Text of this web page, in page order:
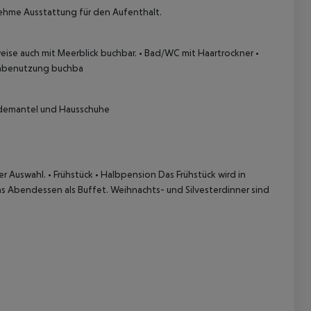
Ausstattung für den Aufenthalt.
auch mit Meerblick buchbar. • Bad/WC mit Haartrockner •
buchba
und Hausschuhe
Auswahl. • Frühstück • Halbpension Das Frühstück wird in
als Buffet. Weihnachts- und Silvesterdinner sind